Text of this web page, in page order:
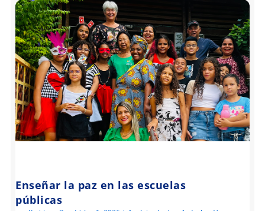
Enseñar la paz en las escuelas
públicas